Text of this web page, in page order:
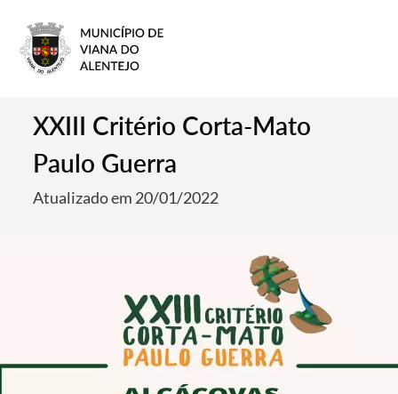
XXIII Critério Corta-Mato
Paulo Guerra
Atualizado em 20/01/2022